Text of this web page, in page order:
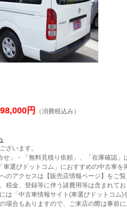
円 （消費税込み）
ざいます。
せ」・「無料見積り依頼」、「在庫確認」
選びドットコム」におすすめの中古車を
のアクセスは【販売店情報ページ】をご覧
税金、登録等に伴う諸費用等は含まれてお
は「中古車情報サイト(車選びドットコム)
場合もありますので、ご来店の際は事前